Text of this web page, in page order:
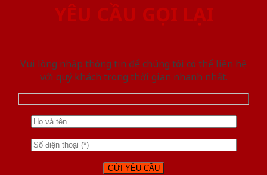
YÊU CẦU GỌI LẠI
Vui lòng nhập thông tin để chúng tôi có thể liên hệ
với quý khách trong thời gian nhanh nhất.